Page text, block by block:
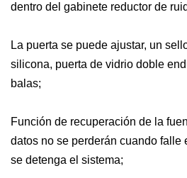
dentro del gabinete reductor de
La puerta se puede ajustar, un
silicona, puerta de vidrio doble
balas;
Función de recuperación de la
datos no se perderán cuando falle
se detenga el sistema;